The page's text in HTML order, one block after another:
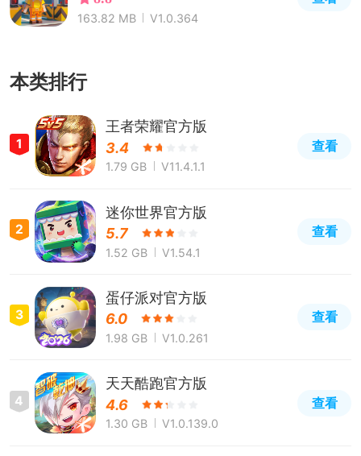
163.82 MB V1.0.364
本类排行
1
王者荣耀官方版
3.4
1.79 GB V11.4.1.1
查看
2
迷你世界官方版
5.7
1.52 GB V1.54.1
查看
3
蛋仔派对官方版
6.0
1.98 GB V1.0.261
查看
4
天天酷跑官方版
4.6
1.30 GB V1.0.139.0
查看